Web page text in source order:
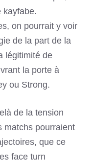
kayfabe.
on pourrait y voir
de la part de la
légitimité de
la porte à
ou Strong.
de la tension
matchs pourraient
que ce
face turn